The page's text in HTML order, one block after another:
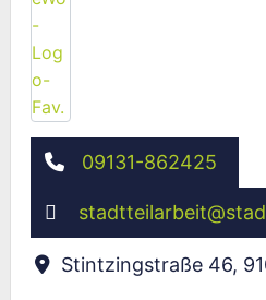
09131-862425
stadtteilarbeit@
Stintzingstraße 46,